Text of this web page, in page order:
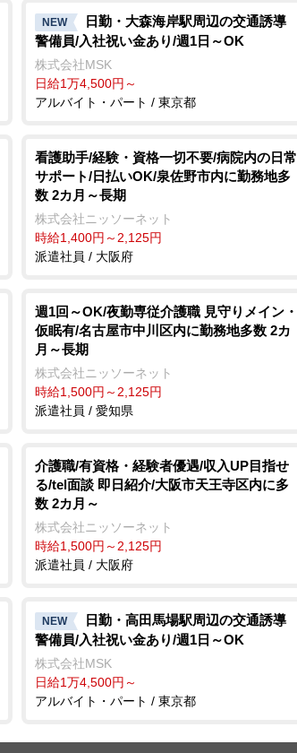
NEW
日勤・大森海岸駅周辺の交通誘導
警備員/入社祝い金あり/週1日～OK
株式会社MSK
日給1万4,500円～
アルバイト・パート / 東京都
看護助手/経験・資格一切不要/病院内の日常
サポート/日払いOK/泉佐野市内に勤務地多
数 2カ月～長期
株式会社ニッソーネット
時給1,400円～2,125円
派遣社員 / 大阪府
週1回～OK/夜勤専従介護職 見守りメイン・
仮眠有/名古屋市中川区内に勤務地多数 2カ
月～長期
株式会社ニッソーネット
時給1,500円～2,125円
派遣社員 / 愛知県
介護職/有資格・経験者優遇/収入UP目指せ
る/tel面談 即日紹介/大阪市天王寺区内に多
数 2カ月～
株式会社ニッソーネット
時給1,500円～2,125円
派遣社員 / 大阪府
NEW
日勤・高田馬場駅周辺の交通誘導
警備員/入社祝い金あり/週1日～OK
株式会社MSK
日給1万4,500円～
アルバイト・パート / 東京都